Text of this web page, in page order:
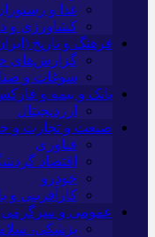
غذا و
کشاورزی و
فرهنگ و تاریخ
گزارش‌های
سوغات و
بانک و بیمه و
ارزدیجیتال
صنعت و تجارت و
فناوری
اقتصاد
خودرو
کارآفرینی و
عمومی و سرگرمی
پزشکی،